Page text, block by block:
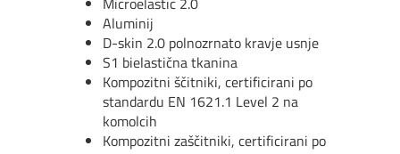
Aluminij
D-skin 2.0 polnozrnato kravje usnje
S1 bielastična tkanina
Kompozitni ščitniki, certificirani po
standardu EN 1621.1 Level 2 na
komolcih
Kompozitni zaščitniki, certificirani po